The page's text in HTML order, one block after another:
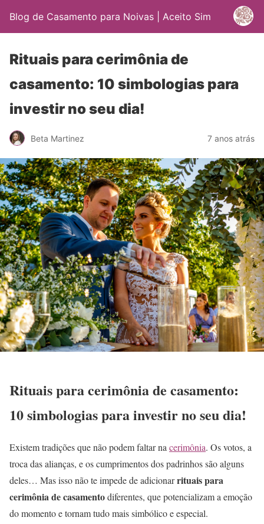
Blog de Casamento para Noivas | Aceito Sim
Rituais para cerimônia de
casamento: 10 simbologias para
investir no seu dia!
Beta Martinez 7 anos atrás
Rituais para cerimônia de casamento:
10 simbologias para investir no seu dia!
Existem tradições que não podem faltar na cerimônia. Os votos, a
troca das alianças, e os cumprimentos dos padrinhos são alguns
deles… Mas isso não te impede de adicionarrituais para
cerimônia de casamentodiferentes, que potencializam a emoção
do momento e tornam tudo mais simbólico e especial.